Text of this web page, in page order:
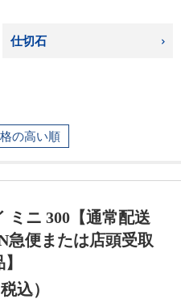
仕切石
の高い順
ミニ 300【通常配送
急便または店頭受取
込）